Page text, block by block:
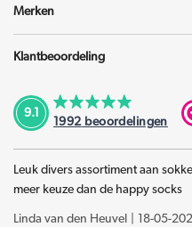
Merken
Klantbeoordeling
9.1
1992beoordelingen
Leuk divers assortiment aan
meer keuze dan de happy socks
Linda van den Heuvel 18-05-